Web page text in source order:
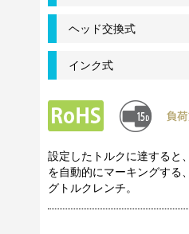
ヘッド交換式
インク式
設定したトルクに達すると
を自動的にマーキングする
グトルクレンチ。